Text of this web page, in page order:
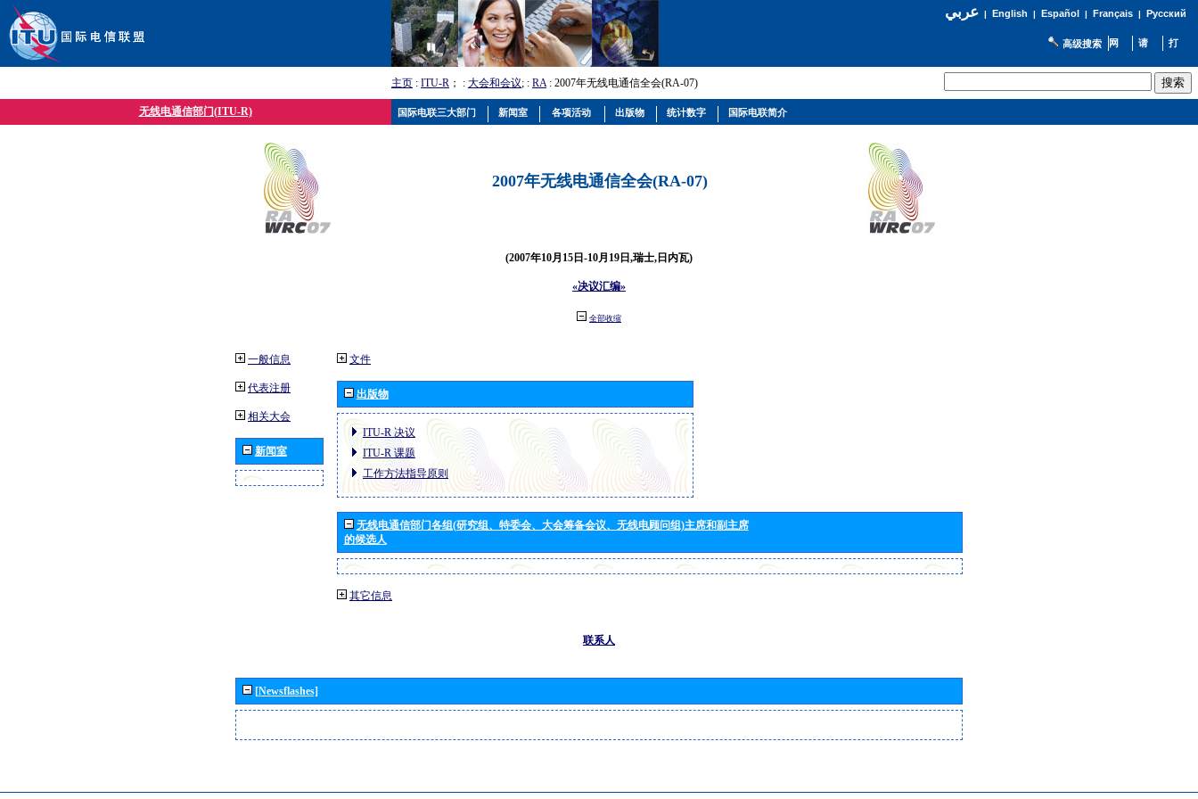
عربي| English | Español | Français| Русский
高级搜索
主页 : ITU-R ； : 大会和会议; : RA: 2007年无线电通信全会(RA-07)
无线电通信部门(ITU-R)
2007年无线电通信全会(RA-07)
(2007年10月15日-10月19日,瑞士,日内瓦)
«决议汇编»
全部收缩
一般信息
代表注册
相关大会
新闻室
文件
出版物
ITU-R 决议
ITU-R 课题
工作方法指导原则
无线电通信部门各组(研究组、特委会、大会筹备会议、无线电顾问组)主席和副主席
的候选人
其它信息
联系人
[Newsflashes]
国际电联三大部门 新闻室 各项活动 出版物 统计数字 国际电联简介